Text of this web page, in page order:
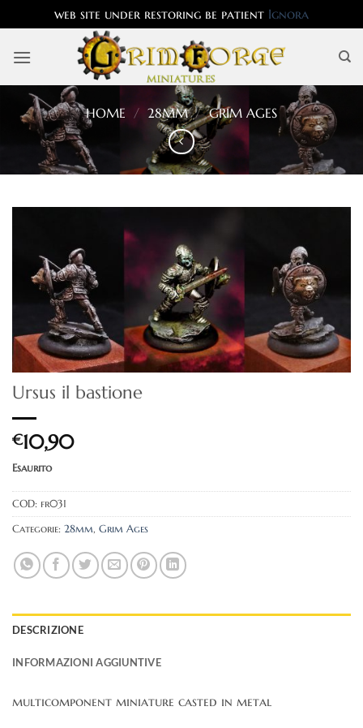
web site under restoring be patient Ignora
HOME / 28MM / GRIM AGES
Ursus il bastione
€10,90
Esaurito
COD: fr031
Categorie: 28mm, Grim Ages
DESCRIZIONE
INFORMAZIONI AGGIUNTIVE
multicomponent miniature casted in metal